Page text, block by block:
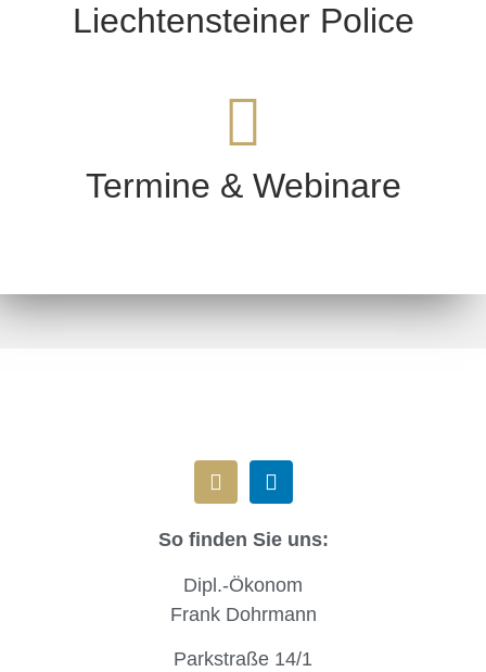
Liechtensteiner Police
Termine & Webinare
So finden Sie uns:
Dipl.-Ökonom
Frank Dohrmann
Parkstraße 14/1